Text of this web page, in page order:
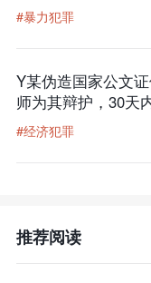
#暴力犯罪
Y某伪造国家公文
师为其辩护，30天
#经济犯罪
推荐阅读